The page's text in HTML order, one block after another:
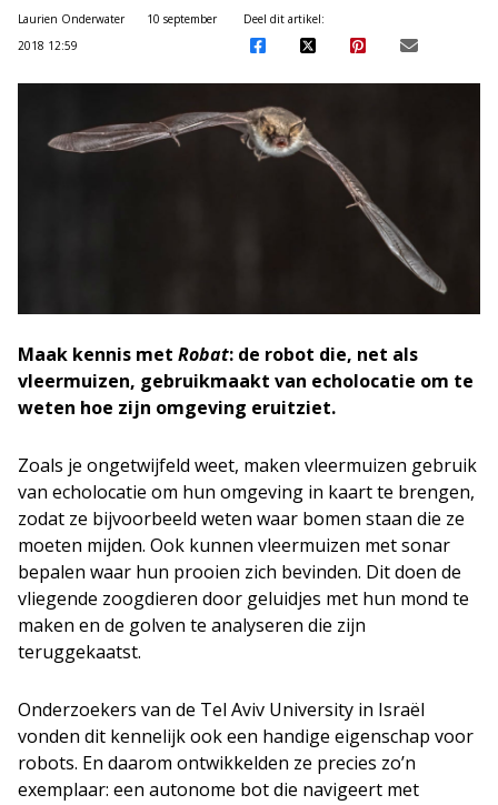
Laurien Onderwater
10 september
2018 12:59
Deel dit artikel:
Maak kennis met Robat: de robot die, net als
vleermuizen, gebruikmaakt van echolocatie om te
weten hoe zijn omgeving eruitziet.
Zoals je ongetwijfeld weet, maken vleermuizen gebruik
van echolocatie om hun omgeving in kaart te brengen,
zodat ze bijvoorbeeld weten waar bomen staan die ze
moeten mijden. Ook kunnen vleermuizen met sonar
bepalen waar hun prooien zich bevinden. Dit doen de
vliegende zoogdieren door geluidjes met hun mond te
maken en de golven te analyseren die zijn
teruggekaatst.
Onderzoekers van de Tel Aviv University in Israël
vonden dit kennelijk ook een handige eigenschap voor
robots. En daarom ontwikkelden ze precies zo’n
exemplaar: een autonome bot die navigeert met